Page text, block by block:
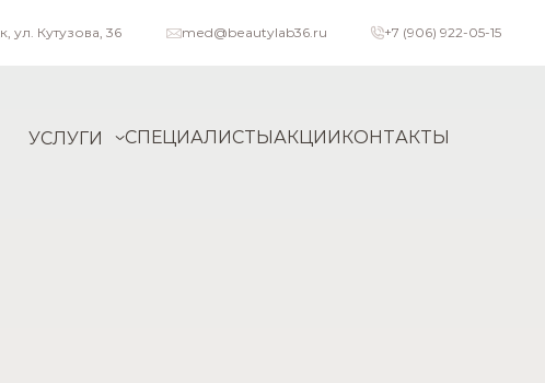
ул. Кутузова, 36 med@beautylab36.ru +7 (906) 922-05-15
УСЛУГИ СПЕЦИАЛИСТЫАКЦИИКОНТАКТЫ